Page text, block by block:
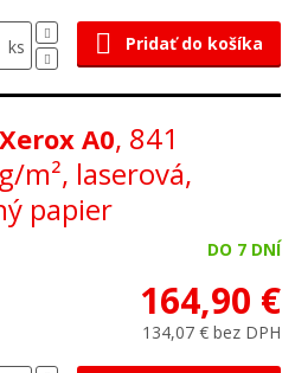
ks Pridať do košíka
A0, 841
m², laserová,
papier
DO 7 DNÍ
164,90 €
134,07 € bez DPH